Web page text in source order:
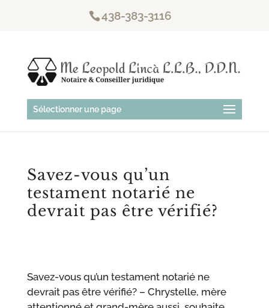
438-383-3116
Sélectionner une page
Savez-vous qu’un
testament notarié ne
devrait pas être vérifié?
Savez-vous qu’un testament notarié ne
devrait pas être vérifié? – Chrystelle, mère